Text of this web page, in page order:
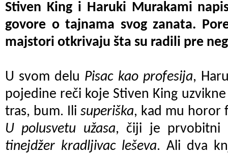
Stiven King i Haruki Murakami
govore o tajnama svog zanata.
majstori otkrivaju šta su radili pre
U svom delu Pisac kao profesija,
pojedine reči koje Stiven King
tras, bum. Ili superiška, kad mu horor
U polusvetu užasa, čiji je prvobitni
tinejdžer kradljivac leševa. Ali dva